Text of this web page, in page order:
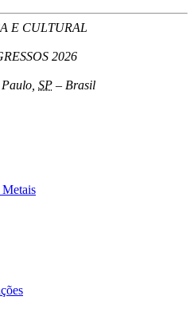
E CULTURAL
2026
Paulo SP – Brasil